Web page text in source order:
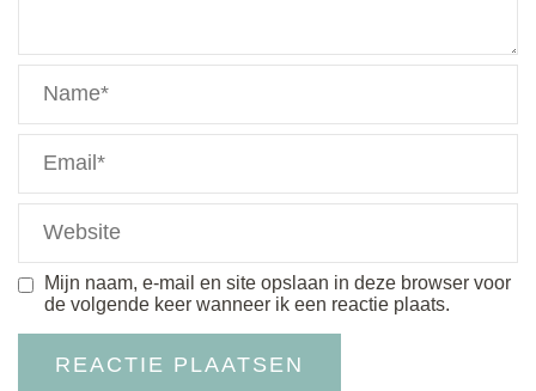
Mijn naam, e-mail en site opslaan in deze browser voor
de volgende keer wanneer ik een reactie plaats.